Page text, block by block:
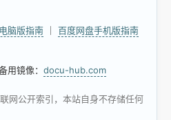
脑版指南
百度网盘手机版指南
用镜像： docu-hub.com
网公开索引，本站自身不存储任何